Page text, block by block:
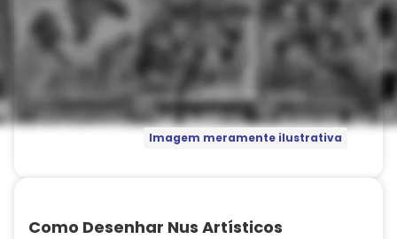
Imagem meramente ilustrativa
Como Desenhar Nus Artísticos